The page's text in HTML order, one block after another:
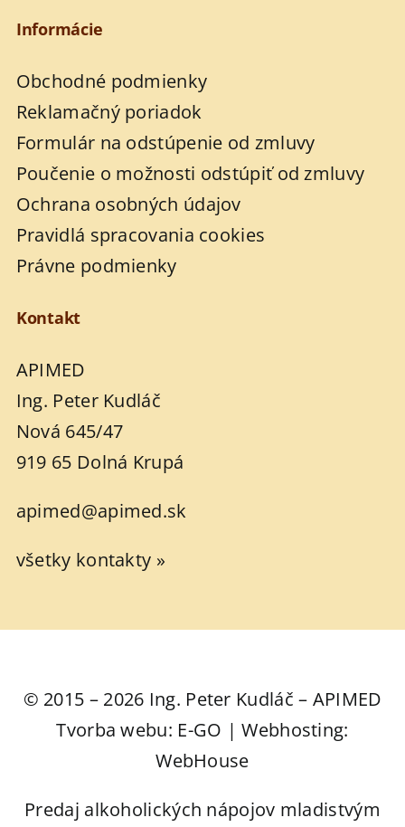
Informácie
Obchodné podmienky
Reklamačný poriadok
Formulár na odstúpenie od zmluvy
Poučenie o možnosti odstúpiť od zmluvy
Ochrana osobných údajov
Pravidlá spracovania cookies
Právne podmienky
Kontakt
APIMED
Ing. Peter Kudláč
Nová 645/47
919 65 Dolná Krupá
apimed@apimed.sk
všetky kontakty »
© 2015 – 2026 Ing. Peter Kudláč – APIMED
Tvorba webu: E-GO | Webhosting:
WebHouse
Predaj alkoholických nápojov mladistvým